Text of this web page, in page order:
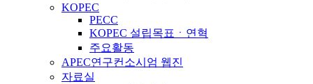
KOPEC
PECC
KOPEC 설립목표ㆍ연혁
주요활동
APEC연구컨소시엄 웹진
자료실